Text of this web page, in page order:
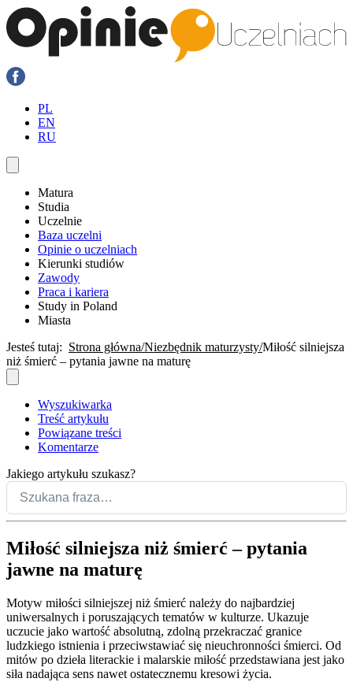
PL
EN
RU
Matura
Studia
Uczelnie
Baza uczelni
Opinie o uczelniach
Kierunki studiów
Zawody
Praca i kariera
Study in Poland
Miasta
Jesteś tutaj: Strona główna Niezbędnik maturzysty Miłość silniejsza
niż śmierć – pytania jawne na maturę
Wyszukiwarka
Treść artykułu
Powiązane treści
Komentarze
Jakiego artykułu szukasz?
Miłość silniejsza niż śmierć – pytania
jawne na maturę
Motyw miłości silniejszej niż śmierć należy do najbardziej
uniwersalnych i poruszających tematów w kulturze. Ukazuje
uczucie jako wartość absolutną, zdolną przekraczać granice
ludzkiego istnienia i przeciwstawiać się nieuchronności śmierci. Od
mitów po dzieła literackie i malarskie miłość przedstawiana jest jako
siła nadająca sens nawet ostatecznemu kresowi życia.